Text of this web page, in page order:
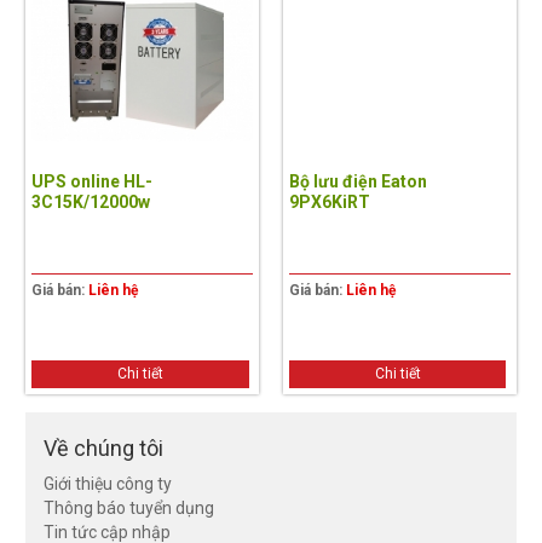
UPS online HL-
3C15K/12000w
Giá bán: Liên hệ
Chi tiết
Bộ lưu điện Eaton
9PX6KiRT
Giá bán: Liên hệ
Chi tiết
Về chúng tôi
Giới thiệu công ty
Thông báo tuyển dụng
Tin tức cập nhập